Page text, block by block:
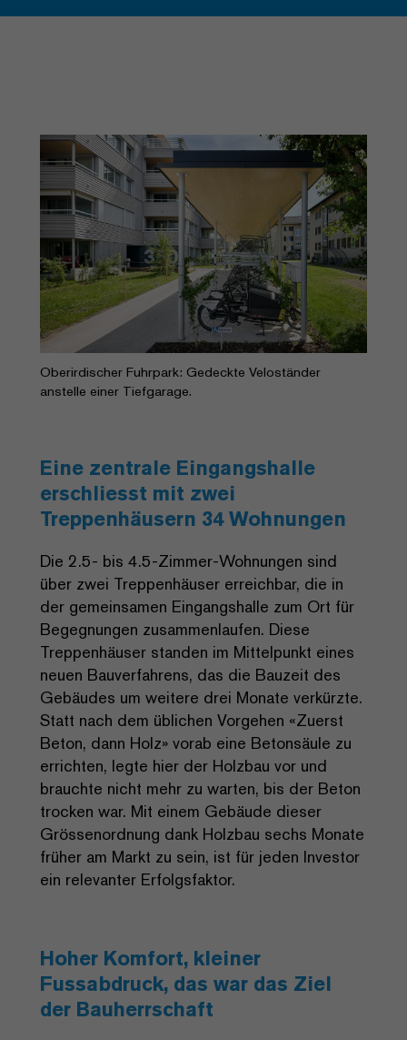
Oberirdischer Fuhrpark: Gedeckte Veloständer
anstelle einer Tiefgarage.
Eine zentrale Eingangshalle
erschliesst mit zwei
Treppenhäusern 34 Wohnungen
Die 2.5- bis 4.5-Zimmer-Wohnungen sind
über zwei Treppenhäuser erreichbar, die in
der gemeinsamen Eingangshalle zum Ort für
Begegnungen zusammenlaufen. Diese
Treppenhäuser standen im Mittelpunkt eines
neuen Bauverfahrens, das die Bauzeit des
Gebäudes um weitere drei Monate verkürzte.
Statt nach dem üblichen Vorgehen «Zuerst
Beton, dann Holz» vorab eine Betonsäule zu
errichten, legte hier der Holzbau vor und
brauchte nicht mehr zu warten, bis der Beton
trocken war. Mit einem Gebäude dieser
Grössenordnung dank Holzbau sechs Monate
früher am Markt zu sein, ist für jeden Investor
ein relevanter Erfolgsfaktor.
Hoher Komfort, kleiner
Fussabdruck, das war das Ziel
der Bauherrschaft